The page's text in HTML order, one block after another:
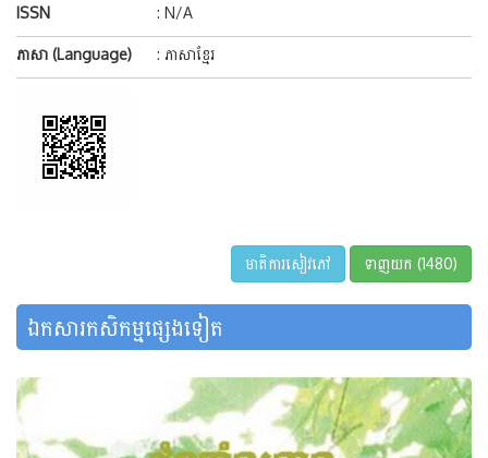
ISSN : N/A
ភាសា (Language) : ភាសាខ្មែរ
មាតិការសៀវភៅ ទាញយក (1480)
ឯកសារកសិកម្មផ្សេងទៀត